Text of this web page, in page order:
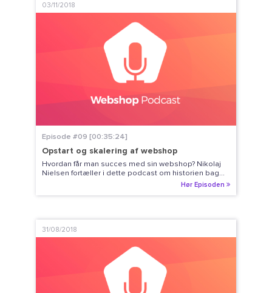
03/11/2018
Episode #09 [00:35:24]
Opstart og skalering af webshop
Hvordan får man succes med sin webshop? Nikolaj
Nielsen fortæller i dette podcast om historien bag...
Hør Episoden
31/08/2018